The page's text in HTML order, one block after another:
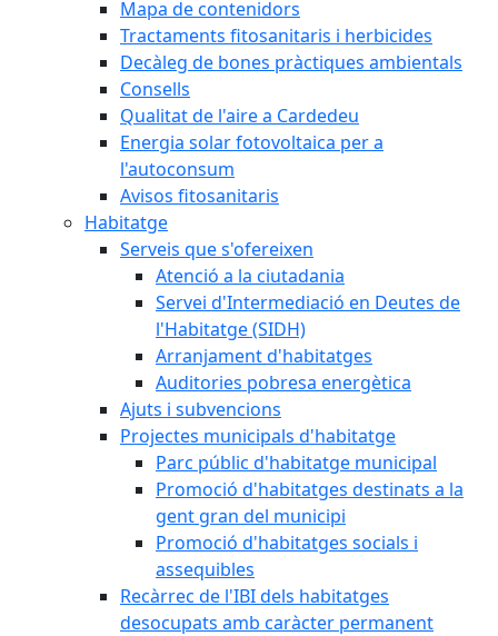
Mapa de contenidors
Tractaments fitosanitaris i herbicides
Decàleg de bones pràctiques ambientals
Consells
Qualitat de l'aire a Cardedeu
Energia solar fotovoltaica per a
l'autoconsum
Avisos fitosanitaris
Habitatge
Serveis que s'ofereixen
Atenció a la ciutadania
Servei d'Intermediació en Deutes de
l'Habitatge (SIDH)
Arranjament d'habitatges
Auditories pobresa energètica
Ajuts i subvencions
Projectes municipals d'habitatge
Parc públic d'habitatge municipal
Promoció d'habitatges destinats a la
gent gran del municipi
Promoció d'habitatges socials i
assequibles
Recàrrec de l'IBI dels habitatges
desocupats amb caràcter permanent